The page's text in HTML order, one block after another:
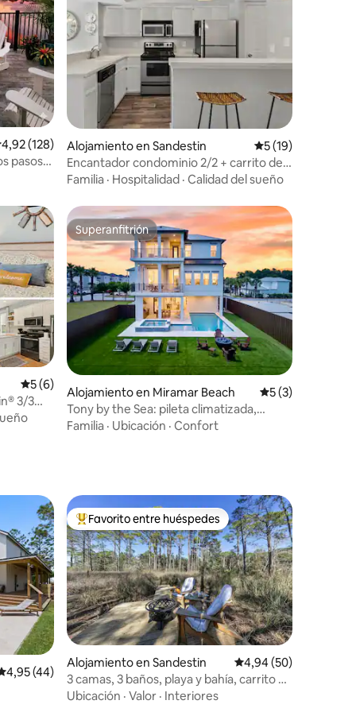
promedio: 4,92 de 5. 128 evaluaciones
4,92 (128)
pasos
Alojamiento en Sandestin Calificación
5 (19)
Encantador condominio 2/2 + carrito de
golf + acceso a la playa
Familia · Hospitalidad · Calidad del sueño
Calificación promedio: 5 de 5. 6 evaluaciones
5 (6)
3/3
Superanfitrión
Superanfitrión
Alojamiento en Miramar Beach Calificación
5 (3)
Tony by the Sea: pileta climatizada,
carrito de golf, playa privada
Familia · Ubicación · Confort
promedio: 4,95 de 5. 44 evaluaciones
4,95 (44)
Favorito entre los huéspedes más destacados
Favorito entre huéspedes
Alojamiento en Sandestin Calificación
4,94 (50)
3 camas, 3 baños, playa y bahía, carrito de
golf gratis
Ubicación · Valor · Interiores